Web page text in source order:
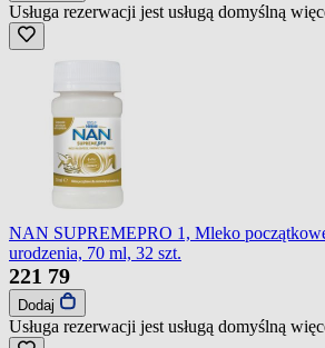
Usługa rezerwacji jest usługą domyślną
NAN SUPREMEPRO 1, Mleko
urodzenia, 70 ml, 32 szt.
221 79
Dodaj
Usługa rezerwacji jest usługą domyślną